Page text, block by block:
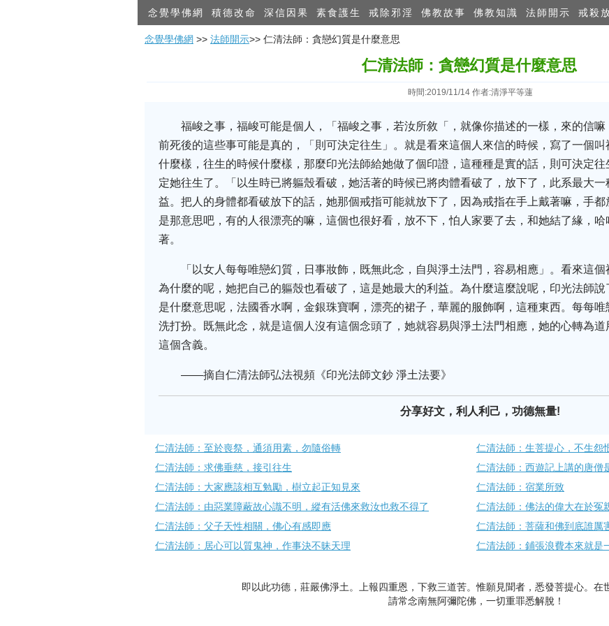
念覺學佛網 積德改命 深信因果 素食護生 戒除邪淫 佛教故事 佛教知識 法師開示 戒殺
念覺學佛網 >> 法師開示>> 仁清法師：貪戀幻質是什麼意思
仁清法師：貪戀幻質是什麼意思
時間:2019/11/14 作者:清淨平等蓮
福峻之事，福峻可能是個人，「福峻之事，若汝所敘「，就像你描述的一樣，來的信
前死後的這些事可能是真的，「則可決定往生」。就是看來這個人來信的時候，寫了一個
什麼樣，往生的時候什麼樣，那麼印光法師給她做了個印證，這種種是實的話，則可決定
定她往生了。「以生時已將軀殼看破，她活著的時候已將肉體看破了，放下了，此系最大
益。把人的身體都看破放下的話，她那個戒指可能就放下了，因為戒指在手上戴著嘛，手都
是那意思吧，有的人很漂亮的嘛，這個也很好看，放不下，怕人家要了去，和她結了緣，
著。
「以女人每每唯戀幻質，日事妝飾，既無此念，自與淨土法門，容易相應」。看來這
為什麼的呢，她把自己的軀殼也看破了，這是她最大的利益。為什麼這麼說呢，印光法師
是什麼意思呢，法國香水啊，金銀珠寶啊，漂亮的裙子，華麗的服飾啊，這種東西。每每
洗打扮。既無此念，就是這個人沒有這個念頭了，她就容易與淨土法門相應，她的心轉為
這個含義。
——摘自仁清法師弘法視頻《印光法師文鈔 淨土法要》
分享好文，利人利己，功德無量!
仁清法師：至於喪祭，通須用素，勿隨俗轉
仁清法師：生菩提心，不生怨
仁清法師：求佛垂慈，接引往生
仁清法師：西遊記上講的唐僧
仁清法師：大家應該相互勉勵，樹立起正知見來
仁清法師：宿業所致
仁清法師：由惡業障蔽故心識不明，縱有活佛來救汝也救不得了
仁清法師：佛法的偉大在於冤
仁清法師：父子天性相關，佛心有感即應
仁清法師：菩薩和佛到底誰厲
仁清法師：居心可以質鬼神，作事決不昧天理
仁清法師：鋪張浪費本來就是
即以此功德，莊嚴佛淨土。上報四重恩，下救三道苦。惟願見聞者，悉發菩提心。在
請常念南無阿彌陀佛，一切重罪悉解脫！